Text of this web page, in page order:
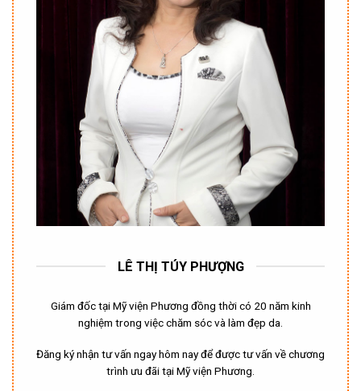
LÊ THỊ TÚY PHƯỢNG
Giám đốc tại Mỹ viện Phương đồng thời có 20 năm kinh
nghiệm trong việc chăm sóc và làm đẹp da.
Đăng ký nhận tư vấn ngay hôm nay để được tư vấn về chương
trình ưu đãi tại Mỹ viện Phương.